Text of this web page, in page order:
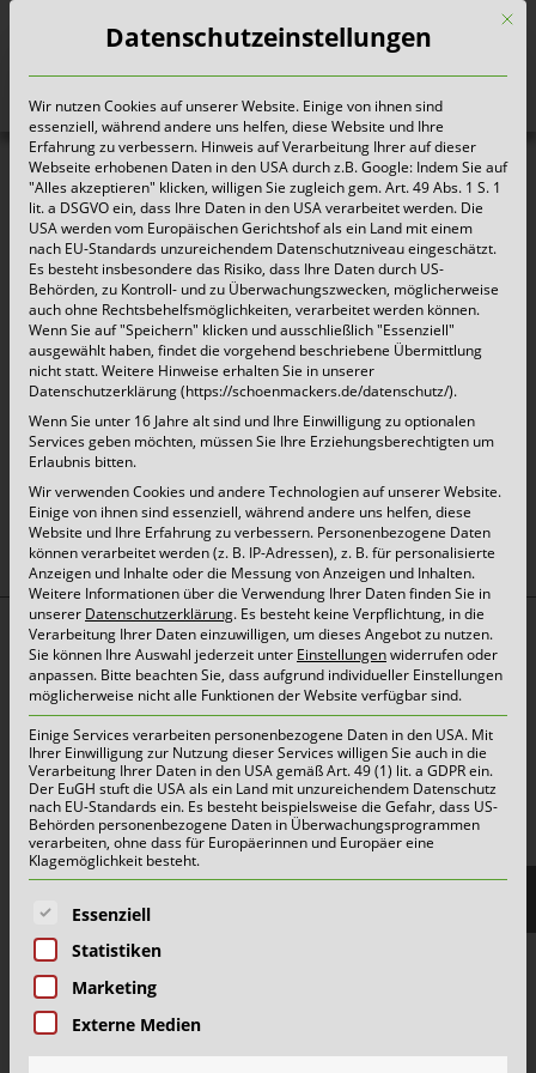
Heute für morgen sorgen
oben
Top Themen:
Abfallarten
Container & Behälter
FAQ
Jobs&Karriere
onlinePORTALE
Reklamation & Services
Aktuelles | Pressemitteilungen
Herzlich willkommen im Team Grün-Gelb!
Wertstoffhof Erkrath | Geänderte Öffnungszeiten
Mit
Datenschutzeinstellungen
Wir nutzen Cookies auf unserer Website. Einige von ihnen sind
essenziell, während andere uns helfen, diese Website und Ihre
Erfahrung zu verbessern. Hinweis auf Verarbeitung Ihrer auf dieser
Webseite erhobenen Daten in den USA durch z.B. Google: Indem Sie auf
"Alles akzeptieren" klicken, willigen Sie zugleich gem. Art. 49 Abs. 1 S. 1
lit. a DSGVO ein, dass Ihre Daten in den USA verarbeitet werden. Die
USA werden vom Europäischen Gerichtshof als ein Land mit einem
nach EU-Standards unzureichendem Datenschutzniveau eingeschätzt.
Es besteht insbesondere das Risiko, dass Ihre Daten durch US-
Behörden, zu Kontroll- und zu Überwachungszwecken, möglicherweise
auch ohne Rechtsbehelfsmöglichkeiten, verarbeitet werden können.
Wenn Sie auf "Speichern" klicken und ausschließlich "Essenziell"
ausgewählt haben, findet die vorgehend beschriebene Übermittlung
nicht statt. Weitere Hinweise erhalten Sie in unserer
Datenschutzerklärung (https://schoenmackers.de/datenschutz/).
Wenn Sie unter 16 Jahre alt sind und Ihre Einwilligung zu optionalen
Services geben möchten, müssen Sie Ihre Erziehungsberechtigten um
Erlaubnis bitten.
Wir verwenden Cookies und andere Technologien auf unserer Website.
Einige von ihnen sind essenziell, während andere uns helfen, diese
Website und Ihre Erfahrung zu verbessern. Personenbezogene Daten
können verarbeitet werden (z. B. IP-Adressen), z. B. für personalisierte
Anzeigen und Inhalte oder die Messung von Anzeigen und Inhalten.
Weitere Informationen über die Verwendung Ihrer Daten finden Sie in
unserer Datenschutzerklärung. Es besteht keine Verpflichtung, in die
Verarbeitung Ihrer Daten einzuwilligen, um dieses Angebot zu nutzen.
Sie können Ihre Auswahl jederzeit unter Einstellungenwiderrufen oder
anpassen. Bitte beachten Sie, dass aufgrund individueller Einstellungen
möglicherweise nicht alle Funktionen der Website verfügbar sind.
Einige Services verarbeiten personenbezogene Daten in den USA. Mit
Ihrer Einwilligung zur Nutzung dieser Services willigen Sie auch in die
Verarbeitung Ihrer Daten in den USA gemäß Art. 49 (1) lit. a GDPR ein.
Der EuGH stuft die USA als ein Land mit unzureichendem Datenschutz
nach EU-Standards ein. Es besteht beispielsweise die Gefahr, dass US-
Behörden personenbezogene Daten in Überwachungsprogrammen
verarbeiten, ohne dass für Europäerinnen und Europäer eine
Klagemöglichkeit besteht.
Es folgt eine Liste der Service-Gruppen, für die eine
Essenziell
Statistiken
Marketing
Externe Medien